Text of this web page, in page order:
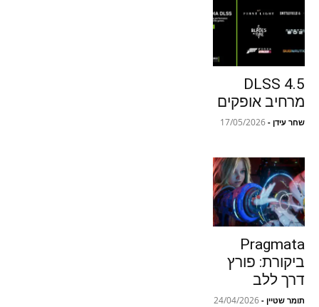
DLSS 4.5
מרחיב אופקים
שחר עידן -
17/05/2026
Pragmata
ביקורת: פורץ
דרך ללב
תומר שטיין -
24/04/2026